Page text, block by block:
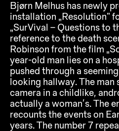
Bjørn Melhus has newly
installation „Resolution“
„SurVival – Questions to
reference to the death
Robinson from the film
year-old man lies on a
pushed through a
looking hallway. The
camera in a childlike,
actually a woman’s. The
recounts the events on
years. The number 7